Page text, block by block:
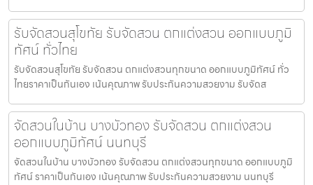
รับจัดสวนสุโขทัย รับจัดสวน ตกแต่งสวน ออกแบบภูมิ
ทัศน์ ทั่วไทย
รับจัดสวนสุโขทัย รับจัดสวน ตกแต่งสวนทุกขนาด ออกแบบภูมิทัศน์ ทั่ว
ไทยราคาเป็นกันเอง เน้นคุณภาพ รับประกันความสวยงาม รับจัดส
จัดสวนในบ้าน บางบัวทอง รับจัดสวน ตกแต่งสวน
ออกแบบภูมิทัศน์ นนทบุรี
จัดสวนในบ้าน บางบัวทอง รับจัดสวน ตกแต่งสวนทุกขนาด ออกแบบภูมิ
ทัศน์ ราคาเป็นกันเอง เน้นคุณภาพ รับประกันความสวยงาม นนทบุรี